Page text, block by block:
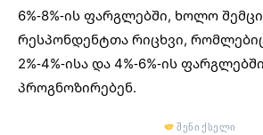
6%-8%-ის ფარგლებში, ხოლო
რესპონდენტთა რიცხვი,
2%-4%-ისა და 4%-6%-ის ფარგლებში
პროგნოზირებენ.
შენი ქსელი